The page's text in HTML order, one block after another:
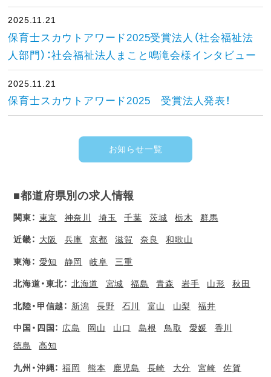
2025.11.21
保育士スカウトアワード2025受賞法人（社会福祉法
人部門）：社会福祉法人まこと鳴滝会様インタビュー
2025.11.21
保育士スカウトアワード2025 受賞法人発表！
お知らせ一覧
■都道府県別の求人情報
関東： 東京 神奈川 埼玉 千葉 茨城 栃木 群馬
近畿： 大阪 兵庫 京都 滋賀 奈良 和歌山
東海： 愛知 静岡 岐阜 三重
北海道・東北： 北海道 宮城 福島 青森 岩手 山形 秋田
北陸・甲信越： 新潟 長野 石川 富山 山梨 福井
中国・四国： 広島 岡山 山口 島根 鳥取 愛媛
香川
徳島
高知
九州・沖縄： 福岡 熊本 鹿児島 長崎 大分 宮崎
佐賀